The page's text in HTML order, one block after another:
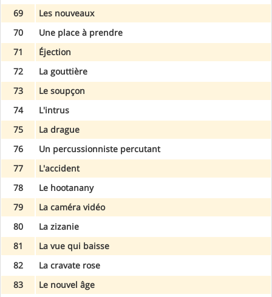
69
Les nouveaux
70
Une place à prendre
71
Éjection
72
La gouttière
73
Le soupçon
74
L'intrus
75
La drague
76
Un percussionniste percutant
77
L'accident
78
Le hootanany
79
La caméra vidéo
80
La zizanie
81
La vue qui baisse
82
La cravate rose
83
Le nouvel âge